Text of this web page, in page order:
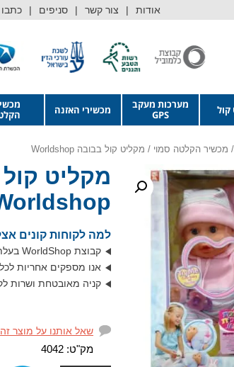
אודות צור קשר סניפים כתבו
קול
מערכות מעקב
GPS
מכשירי האזנה
/ מכשיר הקלטה סמוי / מקליט קול בבובה Worldshop
מקליט
למה לקוחות קונים
קבוצת WorldShop בעלת ניסיון רב עם סניף נוסף בארה”ב.
אנו מספקים אחריות לכל
קניה מאובטחת ושרות
שאל אותנו על מוצר זה
מק"ט: 4042